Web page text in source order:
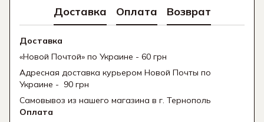
Доставка Оплата Возврат
Доставка
«Новой Почтой» по Украине - 60 грн
Адресная доставка курьером Новой Почты по
Украине - 90 грн
Самовывоз из нашего магазина в г. Тернополь
Оплата